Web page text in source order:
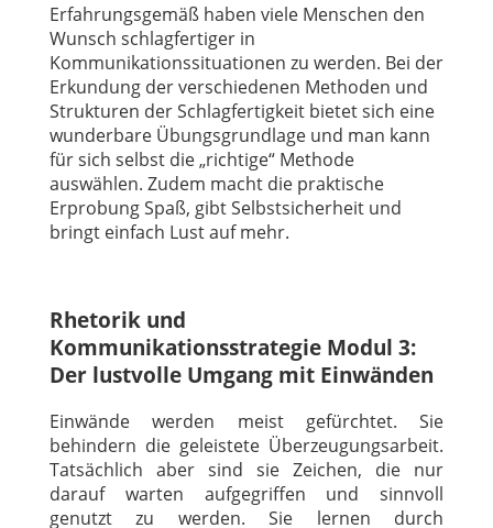
Erfahrungsgemäß haben viele Menschen den
Wunsch schlagfertiger in
Kommunikationssituationen zu werden. Bei der
Erkundung der verschiedenen Methoden und
Strukturen der Schlagfertigkeit bietet sich eine
wunderbare Übungsgrundlage und man kann
für sich selbst die „richtige“ Methode
auswählen. Zudem macht die praktische
Erprobung Spaß, gibt Selbstsicherheit und
bringt einfach Lust auf mehr.
Rhetorik und
Kommunikationsstrategie Modul 3:
Der lustvolle Umgang mit Einwänden
Einwände werden meist gefürchtet. Sie
behindern die geleistete Überzeugungsarbeit.
Tatsächlich aber sind sie Zeichen, die nur
darauf warten aufgegriffen und sinnvoll
genutzt zu werden. Sie lernen durch